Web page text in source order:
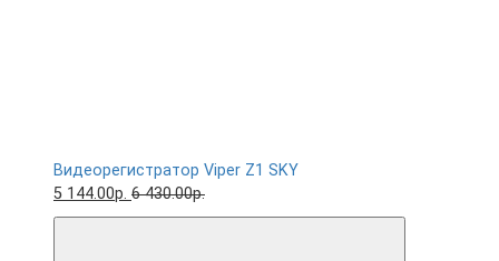
Видеорегистратор Viper Z1 SKY
5 144.00р. 6 430.00р.